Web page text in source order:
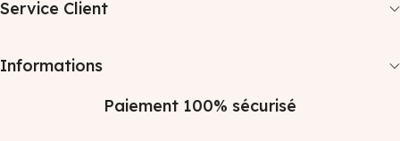
Service Client
Informations
Paiement 100% sécurisé